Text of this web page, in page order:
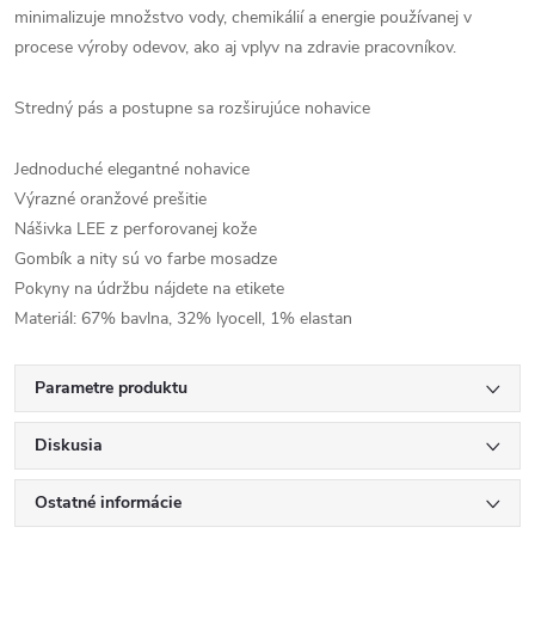
minimalizuje množstvo vody, chemikálií a energie používanej v
procese výroby odevov, ako aj vplyv na zdravie pracovníkov.
Stredný pás a postupne sa rozširujúce nohavice
Jednoduché elegantné nohavice
Výrazné oranžové prešitie
Nášivka LEE z perforovanej kože
Gombík a nity sú vo farbe mosadze
Pokyny na údržbu nájdete na etikete
Materiál: 67% bavlna, 32% lyocell, 1% elastan
Parametre produktu
Diskusia
Ostatné informácie